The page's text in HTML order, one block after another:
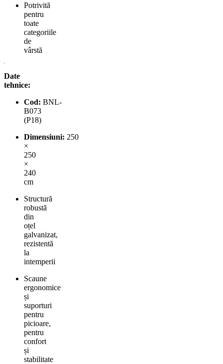
Potrivită
pentru
toate
categoriile
de
vârstă
Date
tehnice:
Cod: BNL-
B073
(P18)
Dimensiuni: 250
×
250
×
240
cm
Structură
robustă
din
oțel
galvanizat,
rezistentă
la
intemperii
Scaune
ergonomice
și
suporturi
pentru
picioare,
pentru
confort
și
stabilitate